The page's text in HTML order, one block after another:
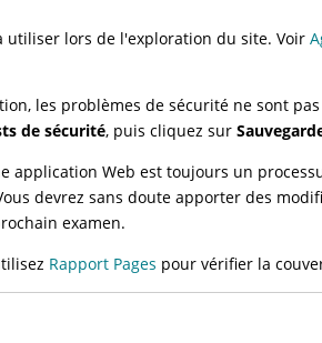
utiliser lors de l'exploration du site. Voir
les problèmes de sécurité ne sont
de sécurité, puis cliquez sur
application Web est toujours un
devrez sans doute apporter des
examen.
Rapport Pages pour vérifier la